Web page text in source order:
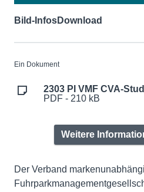
Bild-InfosDownload
Ein Dokument
2303 PI VMF CVA-
PDF - 210 kB
Weitere
Der Verband